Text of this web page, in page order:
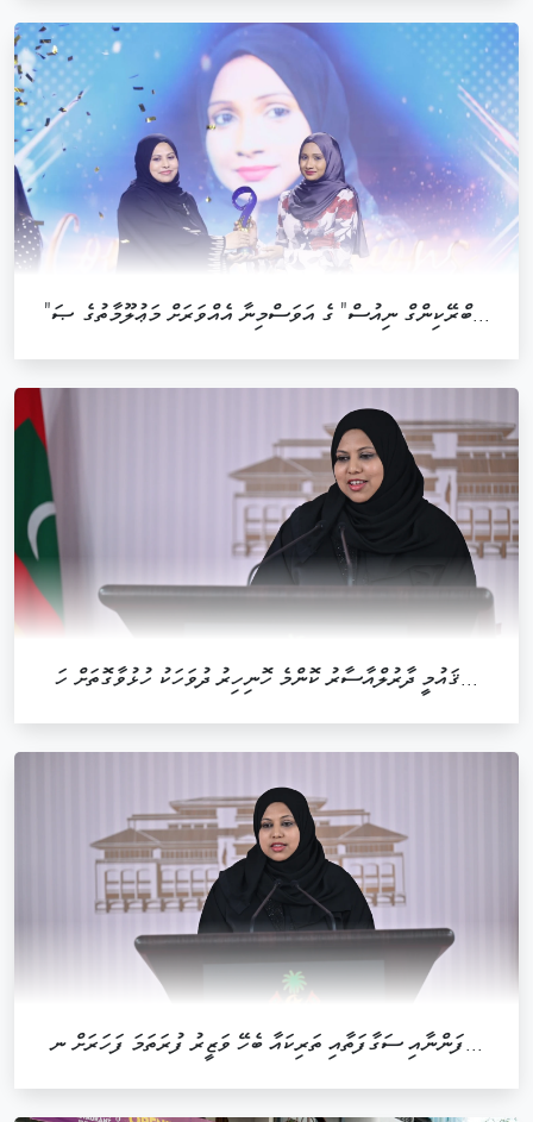
"ބްރޭކިންގް ނިއުސް" ގެ އަވަސްމިނާ އެއްވަރަށް މަޢުލޫމާތުގެ ޞަ...
ޤައުމީ ދާރުލްއާސާރު ކޮންމެ ހޮނިހިރު ދުވަހަކު ހުޅުވާގޮތަށް ހަ...
ފަންނާއި ސަގާފަތާއި ތަރިކައާ ބެހޭ ވަޒީރު ފުރަތަމަ ފަހަރަށް ނ...